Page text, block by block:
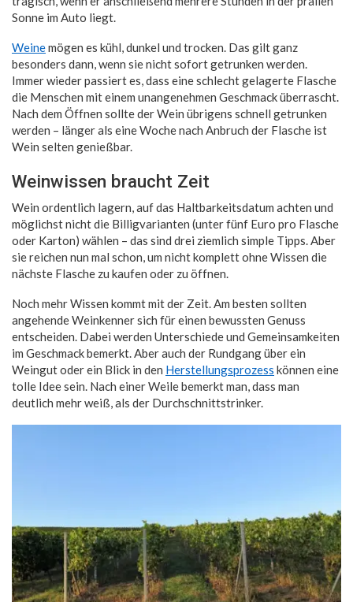
Sonne im Auto liegt.
Weinemögen es kühl, dunkel und trocken. Das gilt ganz
besonders dann, wenn sie nicht sofort getrunken werden.
Immer wieder passiert es, dass eine schlecht gelagerte Flasche
die Menschen mit einem unangenehmen Geschmack überrascht.
Nach dem Öffnen sollte der Wein übrigens schnell getrunken
werden – länger als eine Woche nach Anbruch der Flasche ist
Wein selten genießbar.
Weinwissen braucht Zeit
Wein ordentlich lagern, auf das Haltbarkeitsdatum achten und
möglichst nicht die Billigvarianten (unter fünf Euro pro Flasche
oder Karton) wählen – das sind drei ziemlich simple Tipps. Aber
sie reichen nun mal schon, um nicht komplett ohne Wissen die
nächste Flasche zu kaufen oder zu öffnen.
Noch mehr Wissen kommt mit der Zeit. Am besten sollten
angehende Weinkenner sich für einen bewussten Genuss
entscheiden. Dabei werden Unterschiede und Gemeinsamkeiten
im Geschmack bemerkt. Aber auch der Rundgang über ein
Weingut oder ein Blick in den Herstellungsprozess können eine
tolle Idee sein. Nach einer Weile bemerkt man, dass man
deutlich mehr weiß, als der Durchschnittstrinker.